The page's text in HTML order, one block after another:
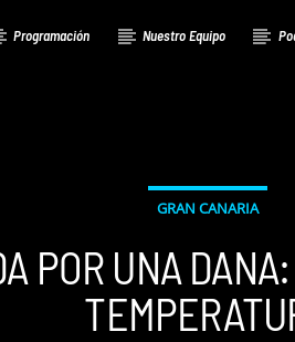
Programación Nuestro Equipo
GRAN CANARIA
POR UNA